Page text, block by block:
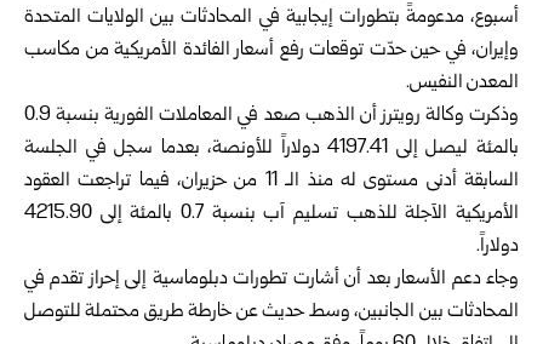
أسبوع، مدعومةً بتطورات إيجابية في المحادثات بين الولايات المتحدة
وإيران، في حين حدّت توقعات رفع أسعار الفائدة الأمريكية من مكاسب
المعدن النفيس.
وذكرت وكالة رويترز أن الذهب صعد في المعاملات الفورية بنسبة 0.9
بالمئة ليصل إلى 4197.41 دولاراً للأونصة، بعدما سجل في الجلسة
السابقة أدنى مستوى له منذ الـ 11 من حزيران، فيما تراجعت العقود
الأمريكية الآجلة للذهب تسليم آب بنسبة 0.7 بالمئة إلى 4215.90
دولاراً.
وجاء دعم الأسعار بعد أن أشارت تطورات دبلوماسية إلى إحراز تقدم في
المحادثات بين الجانبين، وسط حديث عن خارطة طريق محتملة للتوصل